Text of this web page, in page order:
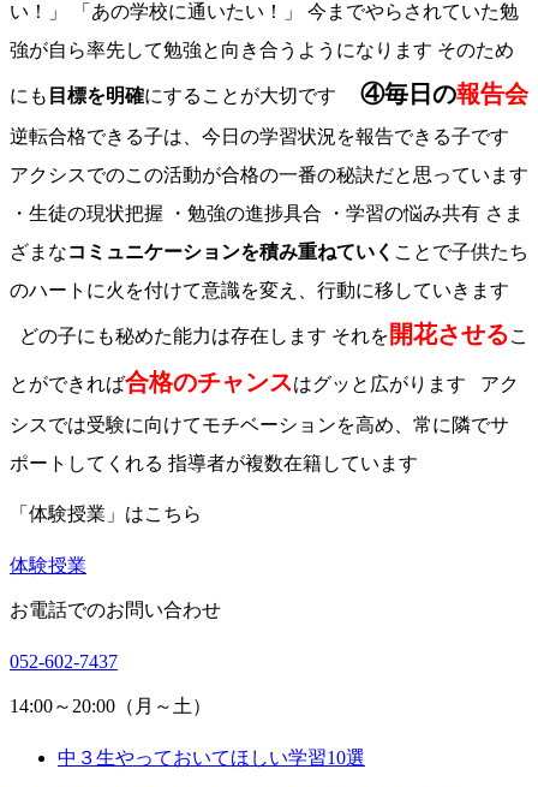
い！」 「あの学校に通いたい！」 今までやらされていた勉
強が自ら率先して勉強と向き合うようになります そのため
にも 目標を明確にすることが大切です ④毎日の報告会
逆転合格できる子は、今日の学習状況を報告できる子です
アクシスでのこの活動が合格の一番の秘訣だと思っています
・生徒の現状把握 ・勉強の進捗具合 ・学習の悩み共有 さま
ざまなコミュニケーションを積み重ねていく ことで子供たち
のハートに火を付けて意識を変え、行動に移していきます
どの子にも秘めた能力は存在します それを 開花させるこ
とができれば合格のチャンスはグッと広がります アク
シスでは受験に向けてモチベーションを高め、常に隣でサ
ポートしてくれる 指導者が複数在籍しています
「体験授業」はこちら
体験授業
お電話でのお問い合わせ
052-602-7437
14:00～20:00（月～土）
中３生やっておいてほしい学習10選